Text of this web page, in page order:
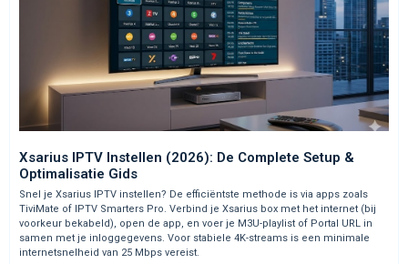
Xsarius IPTV Instellen (2026): De Complete Setup &
Optimalisatie Gids
Snel je Xsarius IPTV instellen? De efficiëntste methode is via apps zoals
TiviMate of IPTV Smarters Pro. Verbind je Xsarius box met het internet (bij
voorkeur bekabeld), open de app, en voer je M3U-playlist of Portal URL in
samen met je inloggegevens. Voor stabiele 4K-streams is een minimale
internetsnelheid van 25 Mbps vereist.